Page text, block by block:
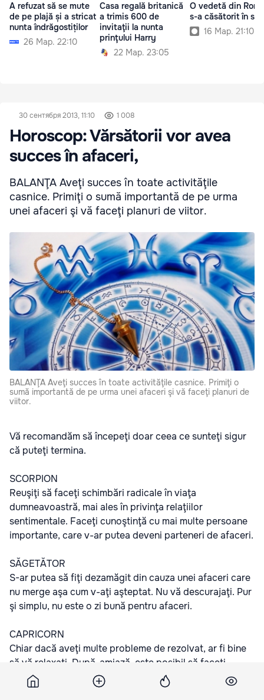
A refuzat să se mute
de pe plajă și a stricat
nunta îndrăgostiților
26 Мар. 22:10
Casa regală britanică
a trimis 600 de
invitaţii la nunta
prinţului Harry
22 Мар. 23:05
O vedetă din
s-a căsătorit în
16 Мар. 21:10
30 сентября 2013, 11:10 1 008
Horoscop: Vărsătorii vor avea
succes în afaceri,
BALANŢA Aveţi succes în toate activităţile
casnice. Primiţi o sumă importantă de pe urma
unei afaceri şi vă faceţi planuri de viitor.
BALANŢA Aveţi succes în toate activităţile casnice. Primiţi o
sumă importantă de pe urma unei afaceri şi vă faceţi planuri de
viitor.
Vă recomandăm să începeţi doar ceea ce sunteţi sigur
că puteţi termina.
SCORPION
Reuşiţi să faceţi schimbări radicale în viaţa
dumneavoastră, mai ales în privinţa relaţiilor
sentimentale. Faceţi cunoştinţă cu mai multe persoane
importante, care v-ar putea deveni parteneri de afaceri.
SĂGETĂTOR
S-ar putea să fiţi dezamăgit din cauza unei afaceri care
nu merge aşa cum v-aţi aşteptat. Nu vă descurajaţi. Pur
şi simplu, nu este o zi bună pentru afaceri.
CAPRICORN
Chiar dacă aveţi multe probleme de rezolvat, ar fi bine
să vă relaxaţi. După-amiază, este posibil să faceţi
cunoştinţă cu o persoană deosebită, care va juca un rol
important în viaţa dumneavoastră sentimentală.